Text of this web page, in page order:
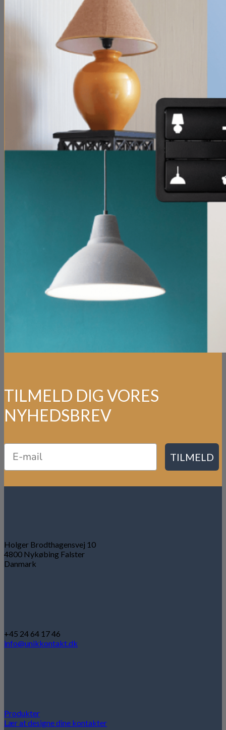
TILMELD DIG VORES
NYHEDSBREV
TILMELD
Holger Brodthagensvej 10
4800 Nykøbing Falster
Danmark
+45 24 64 17 46
info@unikkontakt.dk
Produkter
Lær at designe dine kontakter